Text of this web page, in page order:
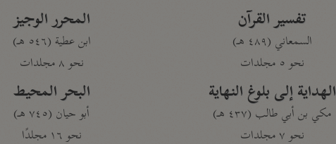
تفسير القرآن
السمعاني (٤٨٩ هـ)
نحو ٥ مجلدات
الهداية إلى بلوغ النهاية
مكي بن أبي طالب (٤٣٧ هـ)
نحو ٧ مجلدات
المحرر الوجيز
ابن عطية (٥٤٦ هـ)
نحو ٨ مجلدات
البحر المحيط
أبو حيان (٧٤٥ هـ)
نحو ١٦ مجلدًا